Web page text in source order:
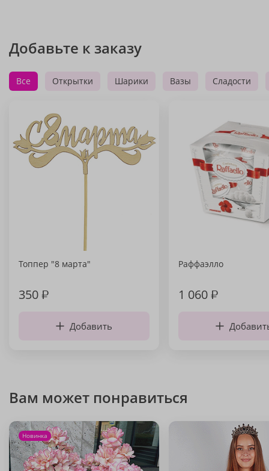
Добавьте к заказу
Все Открытки Шарики Вазы Сладости
Топпер "8 марта"
350₽
Добавить
Раффаэлло
1 060₽
Вам может понравиться
Новинка